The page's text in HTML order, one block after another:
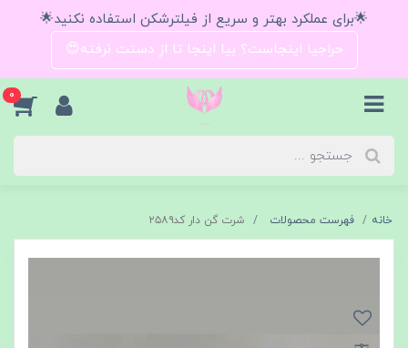
🌟برای عملکرد بهتر و سریع از فیلترشکن استفاده نکنید🌟
حراجیا اینجاست؟ بیا اینجا تا از دستت نرفته😍
0
خانه فهرست محصولات شرت گن دار کد۲۵۸۹